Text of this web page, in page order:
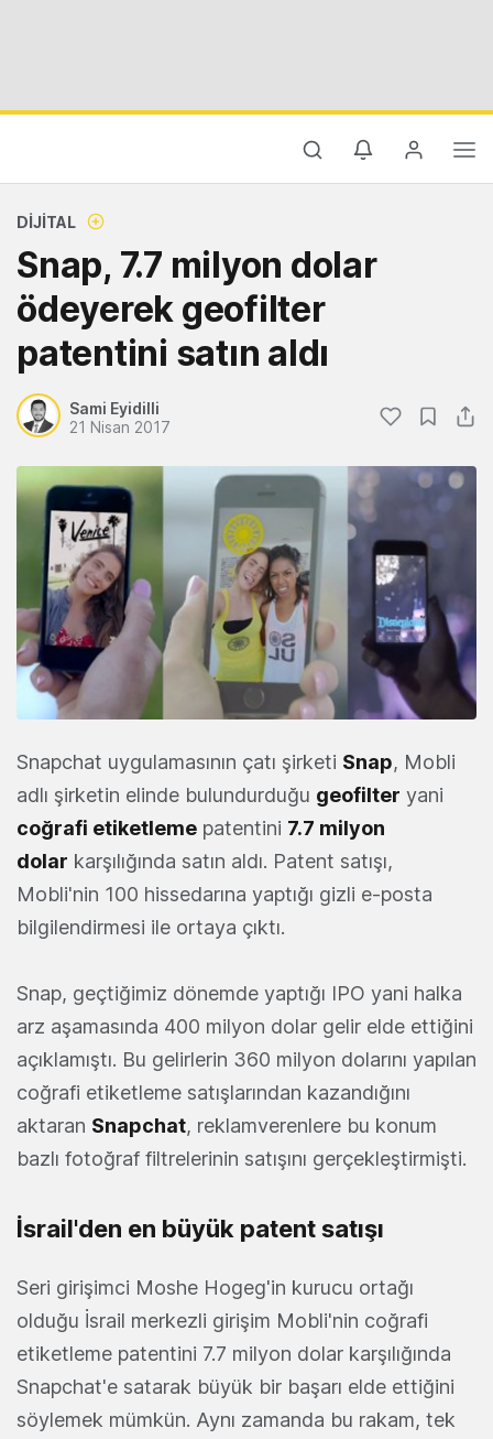
DIJITAL
Snap, 7.7 milyon dolar
ödeyerek geofilter
patentini satın aldı
Sami Eyidilli
21 Nisan 2017
Snapchat uygulamasının çatı şirketi Snap, Mobli
adlı şirketin elinde bulundurduğu geofilter yani
coğrafi etiketleme patentini 7.7 milyon
dolar karşılığında satın aldı. Patent satışı,
Mobli'nin 100 hissedarına yaptığı gizli e-posta
bilgilendirmesi ile ortaya çıktı.
Snap, geçtiğimiz dönemde yaptığı IPO yani halka
arz aşamasında 400 milyon dolar gelir elde ettiğini
açıklamıştı. Bu gelirlerin 360 milyon dolarını yapılan
coğrafi etiketleme satışlarından kazandığını
aktaran Snapchat, reklamverenlere bu konum
bazlı fotoğraf filtrelerinin satışını gerçekleştirmişti.
İsrail'den en büyük patent satışı
Seri girişimci Moshe Hogeg'in kurucu ortağı
olduğu İsrail merkezli girişim Mobli'nin coğrafi
etiketleme patentini 7.7 milyon dolar karşılığında
Snapchat'e satarak büyük bir başarı elde ettiğini
söylemek mümkün. Aynı zamanda bu rakam, tek